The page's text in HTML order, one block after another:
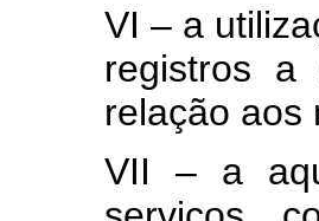
VI – a
registros a
relação aos
VII – a